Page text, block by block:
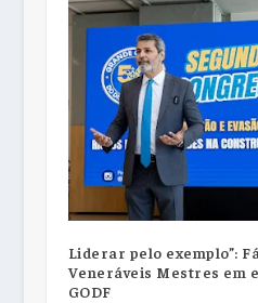
Liderar pelo exemplo”:
Veneráveis Mestres em
GODF